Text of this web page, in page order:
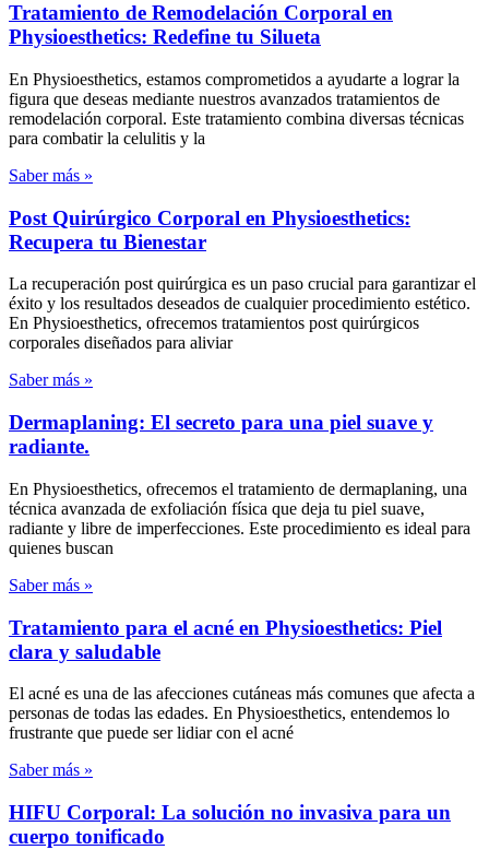
Tratamiento de Remodelación Corporal en
Physioesthetics: Redefine tu Silueta
En Physioesthetics, estamos comprometidos a ayudarte a lograr la
figura que deseas mediante nuestros avanzados tratamientos de
remodelación corporal. Este tratamiento combina diversas técnicas
para combatir la celulitis y la
Saber más »
Post Quirúrgico Corporal en Physioesthetics:
Recupera tu Bienestar
La recuperación post quirúrgica es un paso crucial para garantizar el
éxito y los resultados deseados de cualquier procedimiento estético.
En Physioesthetics, ofrecemos tratamientos post quirúrgicos
corporales diseñados para aliviar
Saber más »
Dermaplaning: El secreto para una piel suave y
radiante.
En Physioesthetics, ofrecemos el tratamiento de dermaplaning, una
técnica avanzada de exfoliación física que deja tu piel suave,
radiante y libre de imperfecciones. Este procedimiento es ideal para
quienes buscan
Saber más »
Tratamiento para el acné en Physioesthetics: Piel
clara y saludable
El acné es una de las afecciones cutáneas más comunes que afecta a
personas de todas las edades. En Physioesthetics, entendemos lo
frustrante que puede ser lidiar con el acné
Saber más »
HIFU Corporal: La solución no invasiva para un
cuerpo tonificado